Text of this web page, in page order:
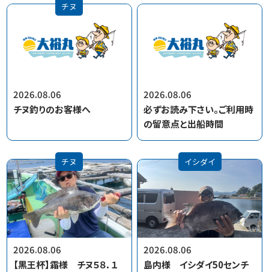
2026.08.06
チヌ釣りのお客様へ
チヌ
2026.08.06
必ずお読み下さい。ご利用時
の留意点と出船時間
2026.08.06
【黒王杯】霜様 チヌ５８．１
チヌ
2026.08.06
島内様 イシダイ50センチ
イシダイ